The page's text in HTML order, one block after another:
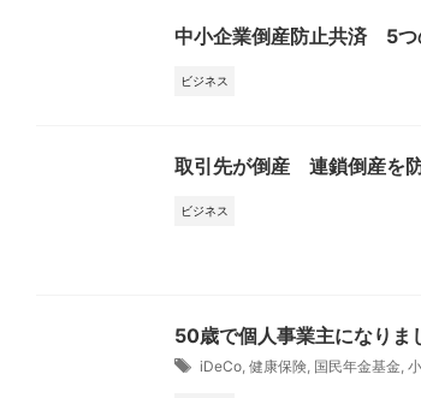
中小企業倒産防止共済 5つ
ビジネス
取引先が倒産 連鎖倒産を
ビジネス
50歳で個人事業主になり
iDeCo 健康保険 国民年金基金